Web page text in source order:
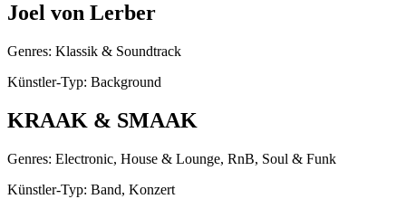
Joel von Lerber
Genres: Klassik & Soundtrack
Künstler-Typ: Background
KRAAK & SMAAK
Genres: Electronic, House & Lounge, RnB, Soul & Funk
Künstler-Typ: Band, Konzert